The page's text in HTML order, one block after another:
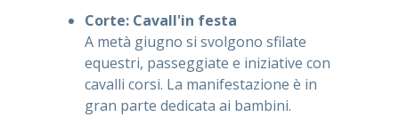
Corte: Cavall'in festa
A metà giugno si svolgono sfilate
equestri, passeggiate e iniziative con
cavalli corsi. La manifestazione è in
gran parte dedicata ai bambini.